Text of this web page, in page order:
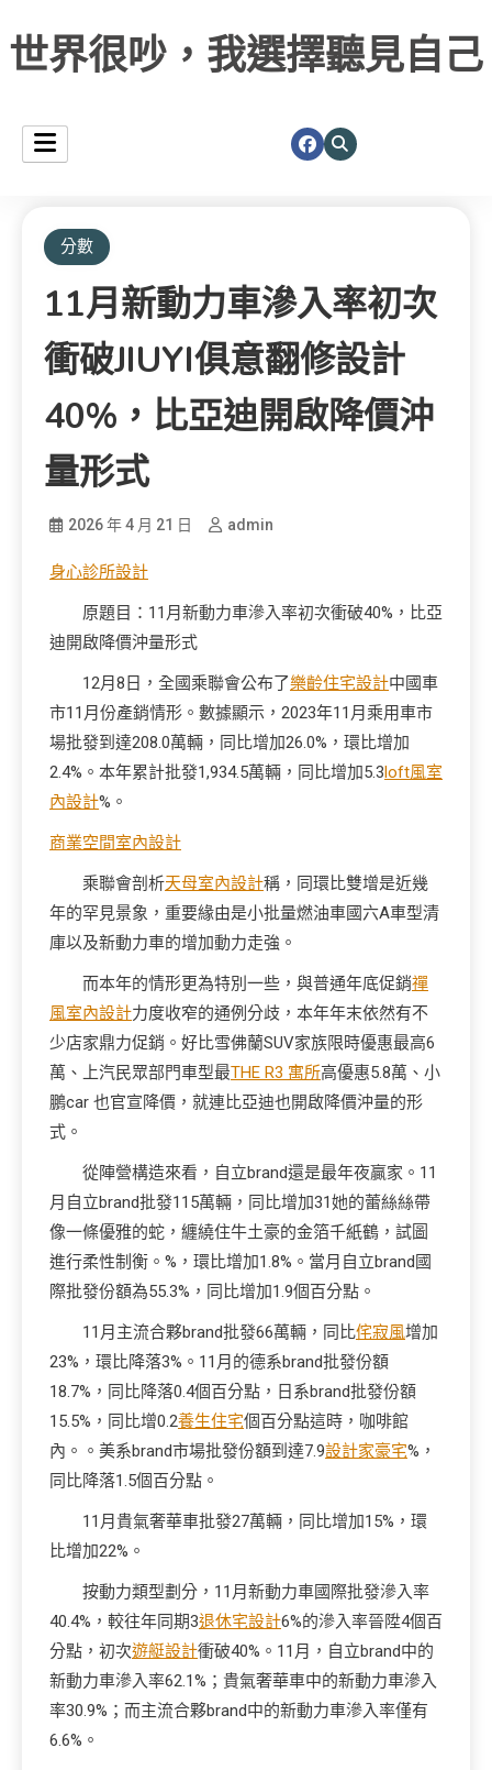
世界很吵，我選擇聽見自己
分數
11月新動力車滲入率初次
衝破JIUYI俱意翻修設計
40%，比亞迪開啟降價沖
量形式
2026 年 4 月 21 日 admin
身心診所設計
原題目：11月新動力車滲入率初次衝破40%，比亞
迪開啟降價沖量形式
12月8日，全國乘聯會公布了樂齡住宅設計中國車
市11月份產銷情形。數據顯示，2023年11月乘用車市
場批發到達208.0萬輛，同比增加26.0%，環比增加
2.4%。本年累計批發1,934.5萬輛，同比增加5.3loft風室
內設計%。
商業空間室內設計
乘聯會剖析天母室內設計稱，同環比雙增是近幾
年的罕見景象，重要緣由是小批量燃油車國六A車型清
庫以及新動力車的增加動力走強。
而本年的情形更為特別一些，與普通年底促銷禪
風室內設計力度收窄的通例分歧，本年年末依然有不
少店家鼎力促銷。好比雪佛蘭SUV家族限時優惠最高6
萬、上汽民眾部門車型最THE R3 寓所高優惠5.8萬、小
鵬car 也官宣降價，就連比亞迪也開啟降價沖量的形
式。
從陣營構造來看，自立brand還是最年夜贏家。11
月自立brand批發115萬輛，同比增加31她的蕾絲絲帶
像一條優雅的蛇，纏繞住牛土豪的金箔千紙鶴，試圖
進行柔性制衡。%，環比增加1.8%。當月自立brand國
際批發份額為55.3%，同比增加1.9個百分點。
11月主流合夥brand批發66萬輛，同比侘寂風增加
23%，環比降落3%。11月的德系brand批發份額
18.7%，同比降落0.4個百分點，日系brand批發份額
15.5%，同比增0.2養生住宅個百分點這時，咖啡館
內。。美系brand市場批發份額到達7.9設計家豪宅%，
同比降落1.5個百分點。
11月貴氣奢華車批發27萬輛，同比增加15%，環
比增加22%。
按動力類型劃分，11月新動力車國際批發滲入率
40.4%，較往年同期3退休宅設計6%的滲入率晉陞4個百
分點，初次遊艇設計衝破40%。11月，自立brand中的
新動力車滲入率62.1%；貴氣奢華車中的新動力車滲入
率30.9%；而主流合夥brand中的新動力車滲入率僅有
6.6%。